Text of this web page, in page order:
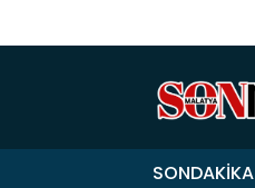
SONDAKİKA